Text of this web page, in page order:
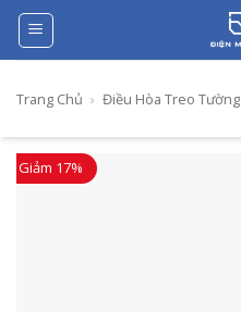
Skip
content
Trang Chủ › Điều Hòa Treo Tường
Giảm 17%